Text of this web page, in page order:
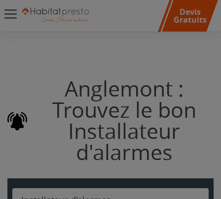
Devis
Gratuits
Anglemont :
Trouvez le bon
Installateur
d'alarmes